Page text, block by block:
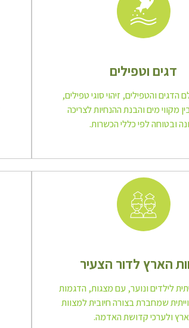
דגים וטפילים
הדגים והטפילים, זיהוי סוגי טפילים,
מקווי מים והבנת ההנחיות לצריכה
ובטוחה לפי כללי הכשרות.
הארץ לדור הצעיר
לילדים ונוער, עם מצגות, הדגמות
שמחברת בצורה חיובית למצוות
ולערכי קדושת האדמה.